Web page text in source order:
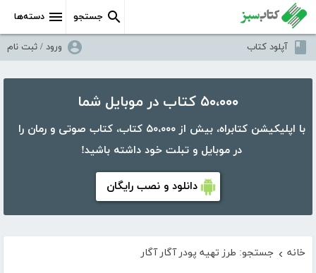
دسته‌ها جستجو
آپلود کتاب ورود / ثبت نام
۵۰،۰۰۰ کتاب در موبایل شما
با اپلیکیشن کتابراه، بیش از ۵۰،۰۰۰ کتاب، کتاب صوتی و رمان را
در موبایل و تبلت خود داشته باشید!
دانلود و نصب رایگان
خانه › جستجو: طرز تهیه پودر آگار آگار